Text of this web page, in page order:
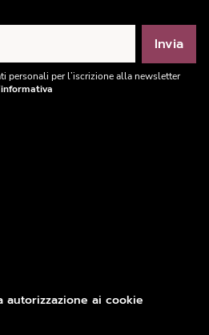
Invia
personali per l’iscrizione alla newsletter
informativa
autorizzazione ai cookie